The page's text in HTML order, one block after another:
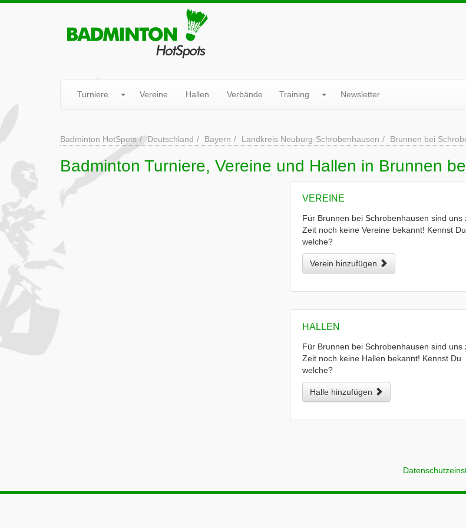
Turniere Vereine Hallen Verbände Training Newsletter
Badminton HotSpots Deutschland Bayern Landkreis Neuburg-Schrobenhausen Brunnen bei
Badminton Turniere, Vereine und Hallen in Brunnen
VEREINE
Für Brunnen bei Schrobenhausen sind uns
Zeit noch keine Vereine bekannt! Kennst Du
welche?
Verein hinzufügen
HALLEN
Für Brunnen bei Schrobenhausen sind uns
Zeit noch keine Hallen bekannt! Kennst Du
welche?
Halle hinzufügen